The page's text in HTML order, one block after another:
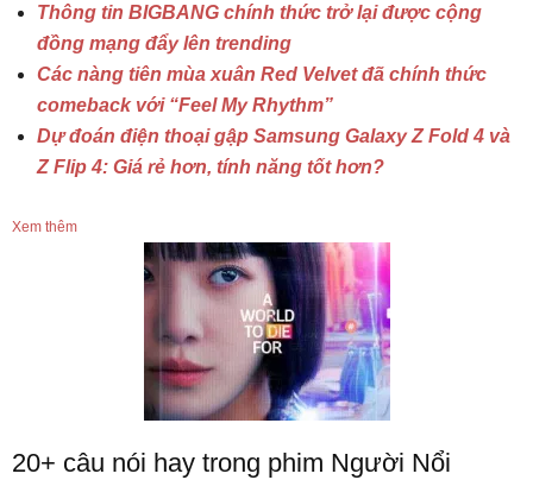
Thông tin BIGBANG chính thức trở lại được cộng
đồng mạng đẩy lên trending
Các nàng tiên mùa xuân Red Velvet đã chính thức
comeback với “Feel My Rhythm”
Dự đoán điện thoại gập Samsung Galaxy Z Fold 4 và
Z Flip 4: Giá rẻ hơn, tính năng tốt hơn?
Xem thêm
20+ câu nói hay trong phim Người Nổi